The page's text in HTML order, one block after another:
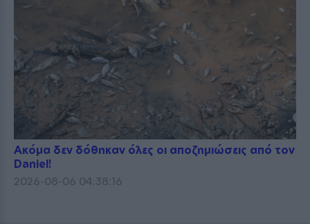
Ακόμα δεν δόθηκαν όλες οι αποζημιώσεις από τον
Daniel!
2026-08-06 04:38:16